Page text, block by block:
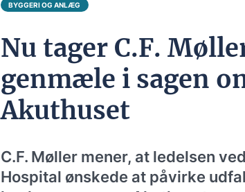
BYGGERI OG ANLÆG
Nu tager C.F.
genmæle i sagen
Akuthuset
C.F. Møller mener, at ledelsen
Hospital ønskede at påvirke